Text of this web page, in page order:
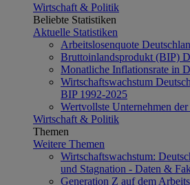
Wirtschaft & Politik
Beliebte Statistiken
Aktuelle Statistiken
Arbeitslosenquote
Bruttoinlandsprodukt (BIP)
Monatliche Inflationsrate in
Wirtschaftswachstum
BIP 1992-2025
Wertvollste Unternehmen
Wirtschaft & Politik
Themen
Weitere Themen
Wirtschaftswachstum:
und Stagnation - Daten &
Generation Z auf dem